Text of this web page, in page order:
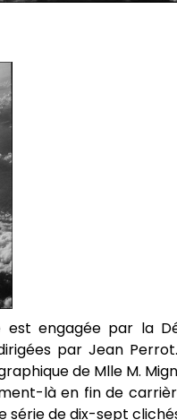
est engagée par la
par Jean
de Mlle M.
là en fin de
série de dix-sept